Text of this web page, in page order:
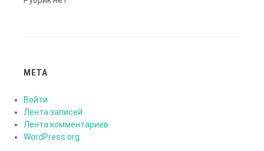
МЕТА
Войти
Лента записей
Лента комментариев
WordPress.org